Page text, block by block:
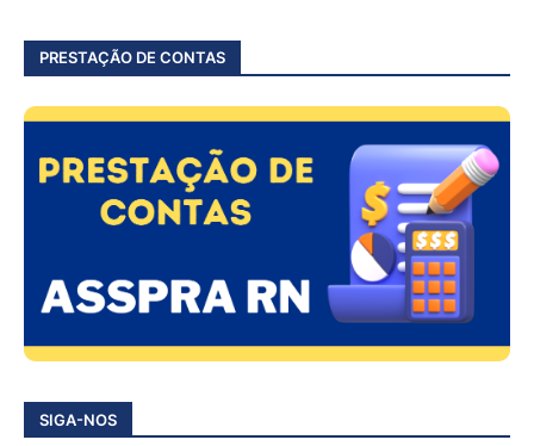
PRESTAÇÃO DE CONTAS
SIGA-NOS